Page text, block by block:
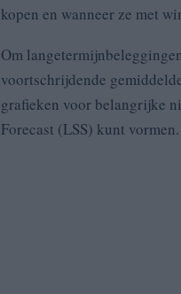
kopen en wanneer ze met
Om
voortschrijdende
grafieken voor belangrijke
Forecast (LSS) kunt vormen.